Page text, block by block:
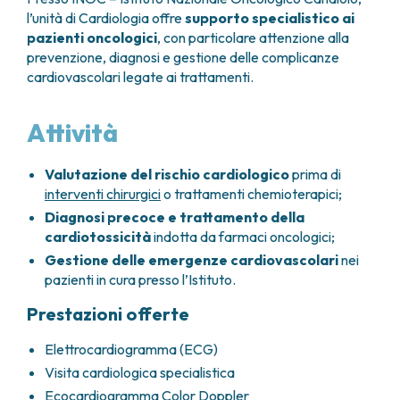
TUMORI TESTA E COLLO
TUMORI TIROIDE E GHIANDOLE ENDOCRINE
APPARATO GENITALE-RIPRODUTTIVO
TUMORE CERVICE UTERINA
TUMORI MAMMELLA
TUMORI OVAIO
TUMORI PROSTATA
TUMORI TESTICOLO
TUMORI VESCICA
TUMORI VULVA
TUMORI DI PELLE, SANGUE E TESSUTI
LINFOMI
MELANOMI
AREE CHIRURGICHE
ANESTESIA E RIANIMAZIONE
BREAST UNIT
CENTRO PER I TUMORI DELL’OVAIO
CHIRURGIA PLASTICA RICOSTRUTTIVA
CHIRURGIA DEI TUMORI DELLA PELLE
CHIRURGIA UROLOGICA
CHIRURGIA SENOLOGICA
GASTROENTEROLOGIA ED ENDOSCOPIA
DIGESTIVA
GINECOLOGIA ONCOLOGICA E TUMORI
OTORINOLARINGOIATRIA
DIAGNOSTICA E SERVIZI
DIREZIONE ASSISTENZIALE E TECNICA
ANATOMIA PATOLOGICA
COME RAGGIUNGERCI
OSPITALITÀ SOLIDALE
ASSISTENTE SOCIALE
CANDIOLO CARES
LISTE D’ATTESA
TECHNOLOGY TRANSFER OFFICE (TTO)
LABORATORI
GENOMICS CENTRE
PROGETTI INTERNAZIONALI
RICERCA ONCOLOGICA
HOSPICE
NEWS
SOSTIENI LA RICERCA
l’unità di Cardiologia offresupporto specialistico ai
pazienti oncologici, con particolare attenzione alla
prevenzione, diagnosi e gestione delle complicanze
cardiovascolari legate ai trattamenti.
Attività
Valutazione del rischio cardiologicoprima di
interventi chirurgicio trattamenti chemioterapici;
Diagnosi precoce e trattamento della
cardiotossicitàindotta da farmaci oncologici;
Gestione delle emergenze cardiovascolarinei
pazienti in cura presso l’Istituto.
Prestazioni offerte
Elettrocardiogramma (ECG)
Visita cardiologica specialistica
Ecocardiogramma Color Doppler